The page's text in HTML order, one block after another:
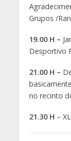
Grupos /
19.00 H –
Desportivo
21.00 H –
no recinto
21.30 H –